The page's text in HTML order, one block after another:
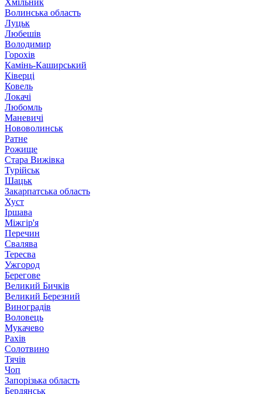
Хмільник
Волинська область
Луцьк
Любешів
Володимир
Горохів
Камінь-Каширський
Ківерці
Ковель
Локачі
Любомль
Маневичі
Нововолинськ
Ратне
Рожище
Стара Вижівка
Турійськ
Шацьк
Закарпатська область
Хуст
Іршава
Міжгір'я
Перечин
Свалява
Тересва
Ужгород
Берегове
Великий Бичків
Великий Березний
Виноградів
Воловець
Мукачево
Рахів
Солотвино
Тячів
Чоп
Запорізька область
Бердянськ